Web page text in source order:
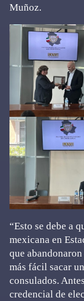
Muñoz.
“Esto se debe a
mexicana en
que
más fácil sacar
consulados.
credencial de